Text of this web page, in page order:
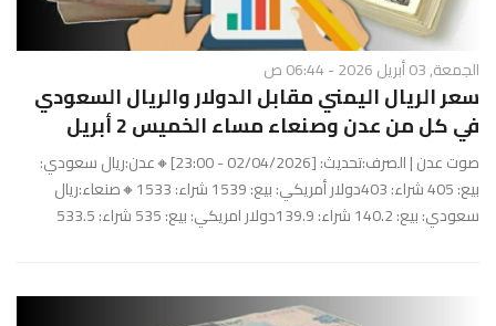
الجمعة, 03 أبريل 2026 - 06:44 ص
سعر الريال اليمني مقابل الدولار والريال السعودي
في كل من عدن وصنعاء مساء الخميس 2 أبريل
صوت عدن | الصرف:تحديث: [02/04/2026 - 23:00]🔸عدن:ريال سعودي:
بيع: 405 شراء: 403دولار أمريكي: بيع: 1539 شراء: 1533🔸صنعاء:ريال
سعودي: بيع: 140.2 شراء: 139.9دولار امريكي: بيع: 535 شراء: 533.5